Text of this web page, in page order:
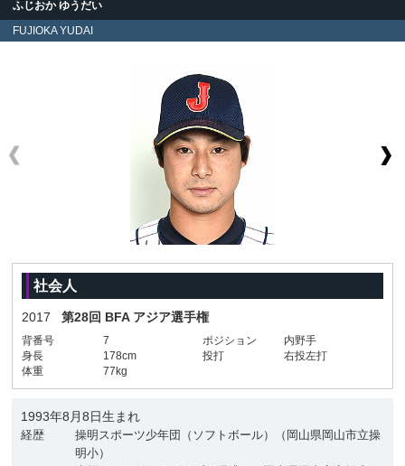
ふじおか ゆうだい
FUJIOKA YUDAI
社会人
2017 第28回 BFA アジア選手権
背番号 7 ポジション
内野手
身長
178cm 投打
右投左打
体重
77kg
1993年8月8日生まれ
経歴
操明スポーツ少年団（ソフトボール）（岡山県岡山市立操
明小）